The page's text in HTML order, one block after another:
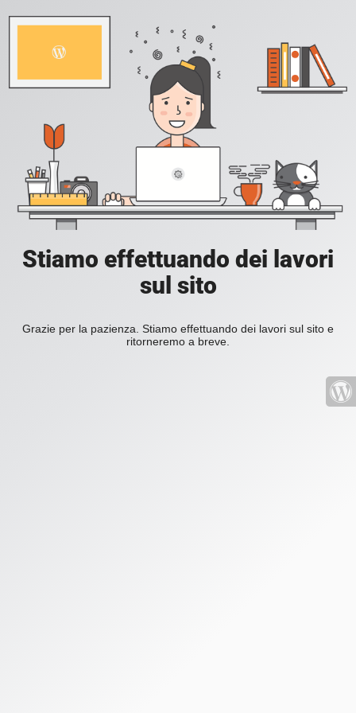
Stiamo effettuando dei lavori
sul sito
Grazie per la pazienza. Stiamo effettuando dei lavori sul sito e
ritorneremo a breve.